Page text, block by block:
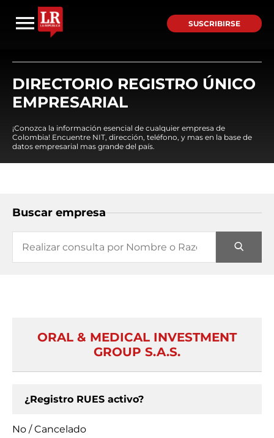
SUSCRIBIRSE
DIRECTORIO REGISTRO ÚNICO
EMPRESARIAL
¡Conozca la información esencial de cualquier empresa de
Colombia! Encuentre NIT, dirección, teléfono, y mas en la base de
datos empresarial mas grande del país.
Buscar empresa
ORAL & MEDICAL INVESTMENT
GROUP S.A.S.
¿Registro RUES activo?
No / Cancelado